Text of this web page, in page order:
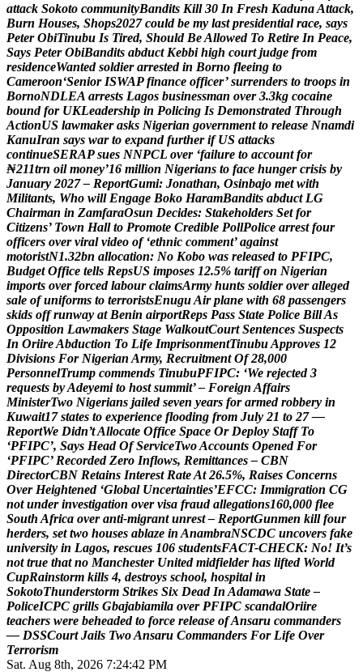
attack Sokoto communityBandits Kill 30 In Fresh KadunaAttack,
Burn Houses, Shops2027 could be my last presidential race, says
Peter ObiTinubu Is Tired, Should BeAllowed To Retire In Peace,
Says Peter ObiBandits abduct Kebbi high court judge from
residenceWanted soldier arrested in Borno fleeing to
Cameroon‘Senior ISWAP finance officer’ surrenders to troops in
BornoNDLEA arrests Lagos businessman over 3.3kg cocaine
bound for UKLeadership in Policing Is Demonstrated Through
ActionUS lawmaker asks Nigerian government to release Nnamdi
KanuIran says war to expand further if US attacks
continueSERAP sues NNPCL over ‘failure to account for
₦211trn oil money’16 million Nigerians to face hunger crisis by
January 2027 – ReportGumi: Jonathan, Osinbajo met with
Militants, Who will Engage Boko HaramBandits abduct LG
Chairman in ZamfaraOsun Decides: Stakeholders Set for
Citizens’ Town Hall to Promote Credible PollPolice arrest four
officers over viral video of ‘ethnic comment’ against
motoristN1.32bn allocation: No Kobo was released to PFIPC,
Budget Office tells RepsUS imposes 12.5% tariff on Nigerian
imports over forced labour claimsArmy hunts soldier over alleged
sale of uniforms to terroristsEnuguAir plane with 68 passengers
skids off runway at Benin airportReps Pass State Police BillAs
Opposition Lawmakers Stage WalkoutCourt Sentences Suspects
In OriireAbduction To Life ImprisonmentTinubuApproves 12
Divisions For Nigerian Army, Recruitment Of 28,000
PersonnelTrump commends TinubuPFIPC: ‘We rejected 3
requests byAdeyemi to host summit’ – Foreign Affairs
MinisterTwo Nigerians jailed seven years for armed robbery in
Kuwait17 states to experience flooding from July 21 to 27 —
ReportWe Didn’tAllocate Office Space Or Deploy Staff To
‘PFIPC’, Says Head Of ServiceTwoAccounts Opened For
‘PFIPC’ Recorded Zero Inflows, Remittances – CBN
DirectorCBN Retains Interest RateAt 26.5%, Raises Concerns
Over Heightened ‘Global Uncertainties’EFCC: Immigration CG
not under investigation over visa fraud allegations160,000 flee
South Africa over anti-migrant unrest – ReportGunmen kill four
herders, set two houses ablaze in AnambraNSCDC uncovers fake
university in Lagos, rescues 106 studentsFACT-CHECK: No! It’s
not true that no Manchester United midfielder has lifted World
CupRainstorm kills 4, destroys school, hospital in
SokotoThunderstorm Strikes Six Dead In Adamawa State –
PoliceICPC grills Gbajabiamila over PFIPC scandalOriire
teachers were beheaded to force release ofAnsaru commanders
— DSSCourt Jails TwoAnsaru Commanders For Life Over
Terrorism
Sat. Aug 8th, 2026 7:24:43 PM